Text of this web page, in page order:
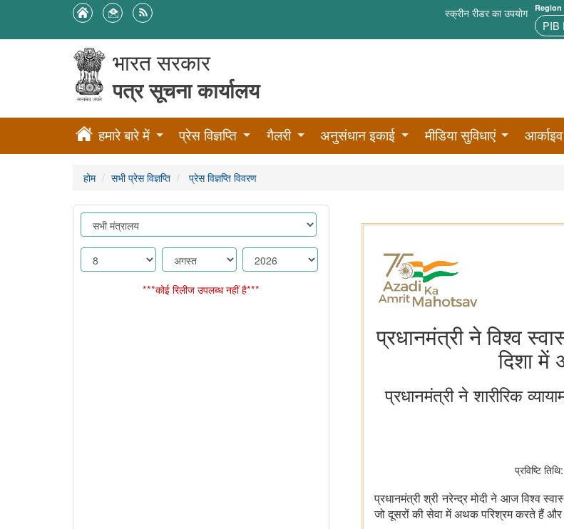
स्क्रीन रीडर का उपयोग Region
भारत सरकार
पत्र सूचना कार्यालय
हमारे बारे में प्रेस विज्ञप्ति गैलरी अनुसंधान इकाई मीडिया सुविधाएं आर्काइव
होम सभी प्रेस विज्ञप्ति प्रेस विज्ञप्ति विवरण
***कोई रिलीज उपलब्ध नहीं है***